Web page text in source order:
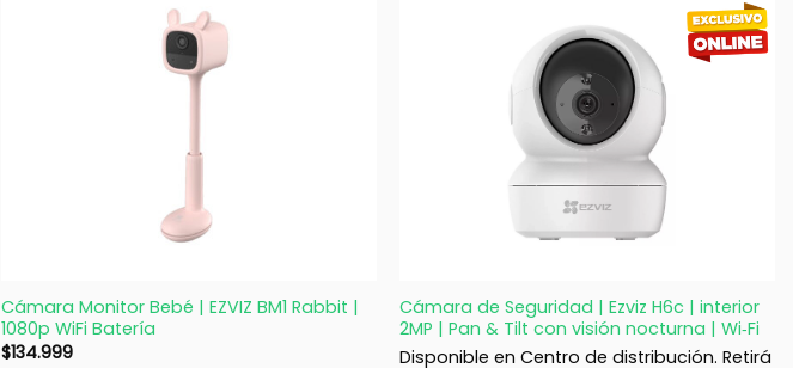
Cámara Monitor Bebé | EZVIZ BM1 Rabbit |
1080p WiFi Batería
$134.999
Cámara de Seguridad | Ezviz H6c | interior
2MP | Pan & Tilt con visión nocturna | Wi‑Fi
Disponible en Centro de distribución. Retirá